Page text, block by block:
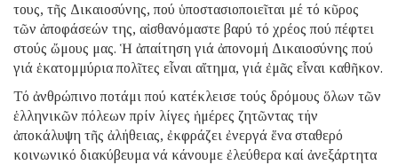
τους, τῆς Δικαιοσύνης, πού ὑποστασιοποιεῖται μέ τό κῦρος
τῶν ἀποφάσεών της, αἰσθανόμαστε βαρύ τό χρέος πού πέφτει
στούς ὤμους μας. Ἡ ἀπαίτηση γιά ἀπονομή Δικαιοσύνης πού
γιά ἑκατομμύρια πολῖτες εἶναι αἴτημα, γιά ἐμᾶς εἶναι καθῆκον.
Τό ἀνθρώπινο ποτάμι πού κατέκλεισε τούς δρόμους ὅλων τῶν
ἑλληνικῶν πόλεων πρίν λίγες ἡμέρες ζητῶντας τήν
ἀποκάλυψη τῆς ἀλήθειας, ἐκφράζει ἐνεργά ἕνα σταθερό
κοινωνικό διακύβευμα νά κάνουμε ἐλεύθερα καί ἀνεξάρτητα